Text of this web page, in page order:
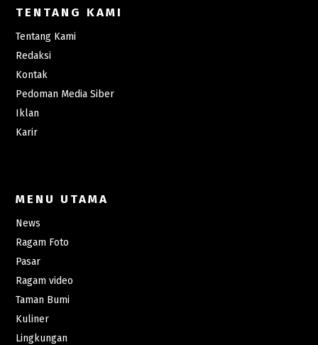
TENTANG KAMI
Tentang Kami
Redaksi
Kontak
Pedoman Media Siber
Iklan
Karir
MENU UTAMA
News
Ragam Foto
Pasar
Ragam video
Taman Bumi
Kuliner
Lingkungan